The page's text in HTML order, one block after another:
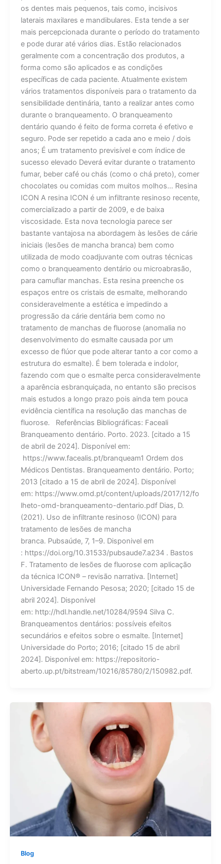
os dentes mais pequenos, tais como, incisivos
laterais maxilares e mandibulares. Esta tende a ser
mais percepcionada durante o período do tratamento
e pode durar até vários dias. Estão relacionados
geralmente com a concentração dos produtos, a
forma como são aplicados e as condições
específicas de cada paciente. Atualmente existem
vários tratamentos disponíveis para o tratamento da
sensibilidade dentinária, tanto a realizar antes como
durante o branqueamento. O branqueamento
dentário quando é feito de forma correta é efetivo e
seguro. Pode ser repetido a cada ano e meio / dois
anos; É um tratamento previsível e com índice de
sucesso elevado Deverá evitar durante o tratamento
fumar, beber café ou chás (como o chá preto), comer
chocolates ou comidas com muitos molhos… Resina
ICON A resina ICON é um infiltrante resinoso recente,
comercializado a partir de 2009, e de baixa
viscosidade. Esta nova tecnologia parece ser
bastante vantajosa na abordagem às lesões de cárie
iniciais (lesões de mancha branca) bem como
utilizada de modo coadjuvante com outras técnicas
como o branqueamento dentário ou microabrasão,
para camuflar manchas. Esta resina preenche os
espaços entre os cristais de esmalte, melhorando
consideravelmente a estética e impedindo a
progressão da cárie dentária bem como no
tratamento de manchas de fluorose (anomalia no
desenvolvimento do esmalte causada por um
excesso de flúor que pode alterar tanto a cor como a
estrutura do esmalte). É bem tolerada e indolor,
fazendo com que o esmalte perca consideravelmente
a aparência esbranquiçada, no entanto são precisos
mais estudos a longo prazo pois ainda tem pouca
evidência científica na resolução das manchas de
fluorose. Referências Bibliográficas: Faceali
Branqueamento dentário. Porto. 2023. [citado a 15
de abril de 2024]. Disponível em:
https://www.facealis.pt/branqueam1 Ordem dos
Médicos Dentistas. Branqueamento dentário. Porto;
2013 [citado a 15 de abril de 2024]. Disponível
em: https://www.omd.pt/content/uploads/2017/12/fo
lheto-omd-branqueamento-dentario.pdf Dias, D.
(2021). Uso de infiltrante resinoso (ICON) para
tratamento de lesões de mancha
branca. Pubsaúde, 7, 1–9. Disponivel em
: https://doi.org/10.31533/pubsaude7.a234 . Bastos
F. Tratamento de lesões de fluorose com aplicação
da técnica ICON® – revisão narrativa. [Internet]
Universidade Fernando Pesosa; 2020; [citado 15 de
abril 2024]. Disponível
em: http://hdl.handle.net/10284/9594 Silva C.
Branqueamentos dentários: possíveis efeitos
secundários e efeitos sobre o esmalte. [Internet]
Universidade do Porto; 2016; [citado 15 de abril
2024]. Disponível em: https://repositorio-
aberto.up.pt/bitstream/10216/85780/2/150982.pdf.
Blog